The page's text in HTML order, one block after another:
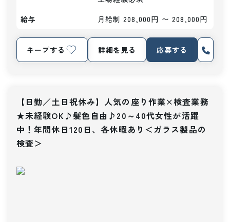
給与
月給制 208,000円 〜 208,000円
キープする 詳細を見る 応募する
【日勤／土日祝休み】人気の座り作業×検査業務
★未経験OK♪髪色自由♪20～40代女性が活躍
中！年間休日120日、各休暇あり＜ガラス製品の
検査＞